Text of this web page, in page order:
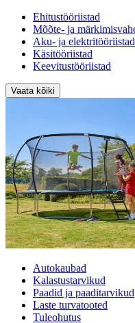
Ehitustööriistad
Mõõte- ja
Aku- ja elektritööriistad
Käsitööriistad
Keevitustööriistad
Vaata kõiki
Autokaubad
Kalastustarvikud
Paadid ja paaditarvikud
Laste turvatooted
Tuleohutus